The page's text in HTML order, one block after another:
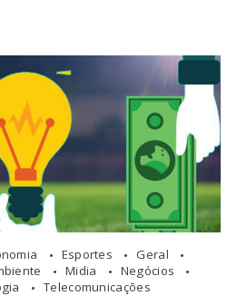
Esportes
Geral
Midia
Negócios
Telecomunicações